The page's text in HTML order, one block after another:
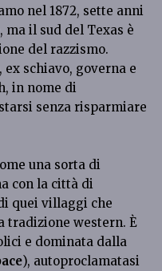
nel 1872, sette anni
il sud del Texas è
del razzismo.
ex schiavo, governa e
in nome di
senza risparmiare
una sorta di
con la città di
quei villaggi che
tradizione western. È
e dominata dalla
), autoproclamatasi